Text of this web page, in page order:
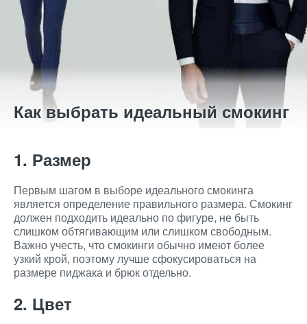
Как выбрать идеальный смокинг
1. Размер
Первым шагом в выборе идеального смокинга
является определение правильного размера. Смокинг
должен подходить идеально по фигуре, не быть
слишком обтягивающим или слишком свободным.
Важно учесть, что смокинги обычно имеют более
узкий крой, поэтому лучше сфокусироваться на
размере пиджака и брюк отдельно.
2. Цвет